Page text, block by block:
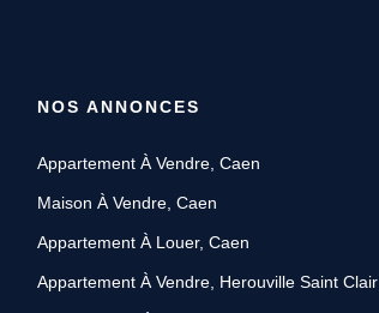
NOS ANNONCES
Appartement À Vendre, Caen
Maison À Vendre, Caen
Appartement À Louer, Caen
Appartement À Vendre, Herouville Saint Clair